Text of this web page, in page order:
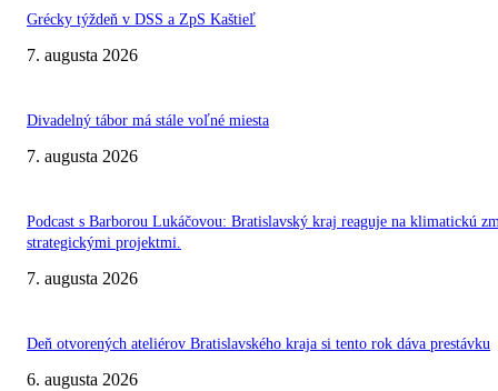
Grécky týždeň v DSS a ZpS Kaštieľ
7. augusta 2026
Divadelný tábor má stále voľné miesta
7. augusta 2026
Podcast s Barborou Lukáčovou: Bratislavský kraj reaguje na klimatickú
strategickými projektmi.
7. augusta 2026
Deň otvorených ateliérov Bratislavského kraja si tento rok dáva prestávku
6. augusta 2026